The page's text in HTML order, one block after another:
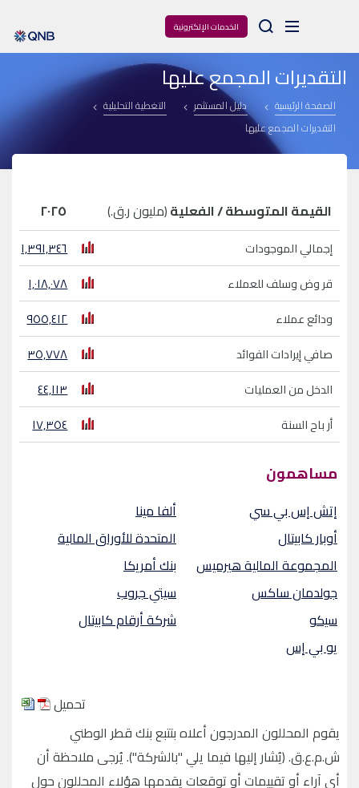
الخدمات الإلكترونية Arama
التقديرات المجمع عليها
الصفحة الرئيسية دليل المستثمر
التغطية التحليلية
التقديرات المجمع عليها